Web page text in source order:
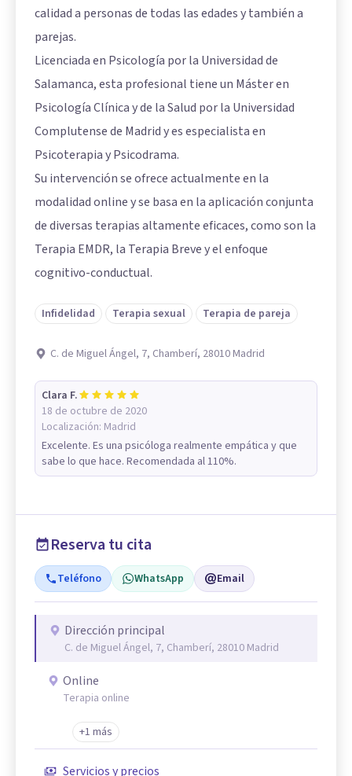
calidad a personas de todas las edades y también a
parejas.
Licenciada en Psicología por la Universidad de
Salamanca, esta profesional tiene un Máster en
Psicología Clínica y de la Salud por la Universidad
Complutense de Madrid y es especialista en
Psicoterapia y Psicodrama.
Su intervención se ofrece actualmente en la
modalidad online y se basa en la aplicación conjunta
de diversas terapias altamente eficaces, como son la
Terapia EMDR, la Terapia Breve y el enfoque
cognitivo-conductual.
Infidelidad Terapia sexual Terapia de pareja
C. de Miguel Ángel, 7, Chamberí, 28010 Madrid
Clara F.
18 de octubre de 2020
Localización: Madrid
Excelente. Es una psicóloga realmente empática y que
sabe lo que hace. Recomendada al 110%.
Reserva tu cita
Teléfono WhatsApp Email
Dirección principal
C. de Miguel Ángel, 7, Chamberí, 28010 Madrid
Online
Terapia online
+1 más
Servicios y precios